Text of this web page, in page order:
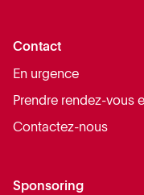
Contact
En urgence
Prendre rendez-vous
Contactez-nous
Sponsoring